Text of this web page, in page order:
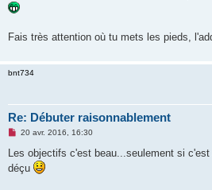
a
n
l
u
Fais très attention où tu mets les pieds,
bnt734
Re: Débuter raisonnablement
M
s
a
20 avr. 2016, 16:30
Les objectifs c'est beau...seulement si
déçu